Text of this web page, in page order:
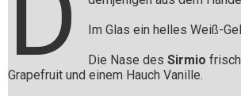
Im Glas ein helles Weiß-
Die Nase desSirmio
Grapefruit und einem Hauch Vanille.